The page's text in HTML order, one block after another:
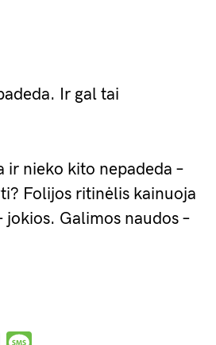
Ir gal tai
ir nieko kito nepadeda –
Folijos ritinėlis kainuoja
jokios. Galimos naudos –